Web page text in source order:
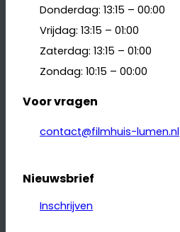
Donderdag: 13:15 – 00:00
Vrijdag: 13:15 – 01:00
Zaterdag: 13:15 – 01:00
Zondag: 10:15 – 00:00
Voor vragen
contact@filmhuis-lumen.nl
Nieuwsbrief
Inschrijven